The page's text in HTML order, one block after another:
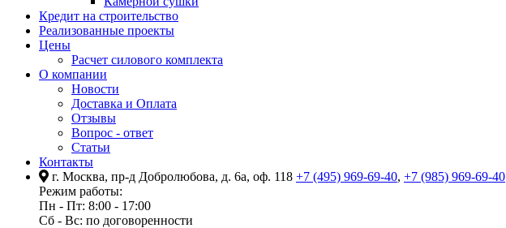
Кредит на строительство
Реализованные проекты
Цены
Расчет силового комплекта
О компании
Новости
Доставка и Оплата
Отзывы
Вопрос - ответ
Статьи
Контакты
г. Москва, пр-д Добролюбова, д. 6а, оф. 118 +7 (495) 969-69-40, +7 (985) 969-69-40
Режим работы:
Пн - Пт: 8:00 - 17:00
Сб - Вс: по договоренности